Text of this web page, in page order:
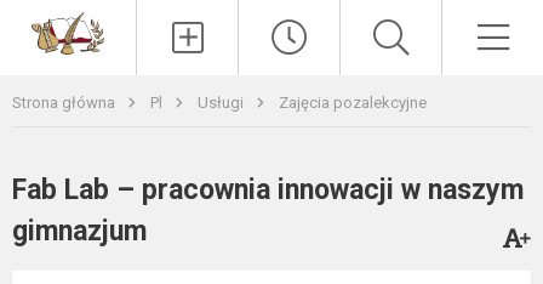
Strona główna Pl Usługi Zajęcia pozalekcyjne
Fab Lab – pracownia innowacji w naszym
gimnazjum